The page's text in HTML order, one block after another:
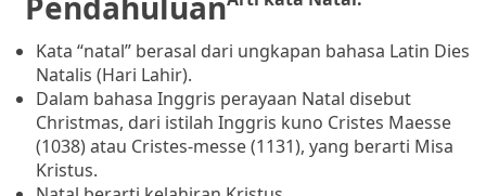
Kata “natal” berasal dari ungkapan bahasa Latin Dies
Natalis (Hari Lahir).
Dalam bahasa Inggris perayaan Natal disebut
Christmas, dari istilah Inggris kuno Cristes Maesse
(1038) atau Cristes-messe (1131), yang berarti Misa
Kristus.